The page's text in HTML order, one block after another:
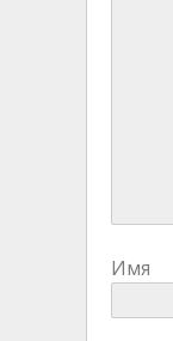
Имя